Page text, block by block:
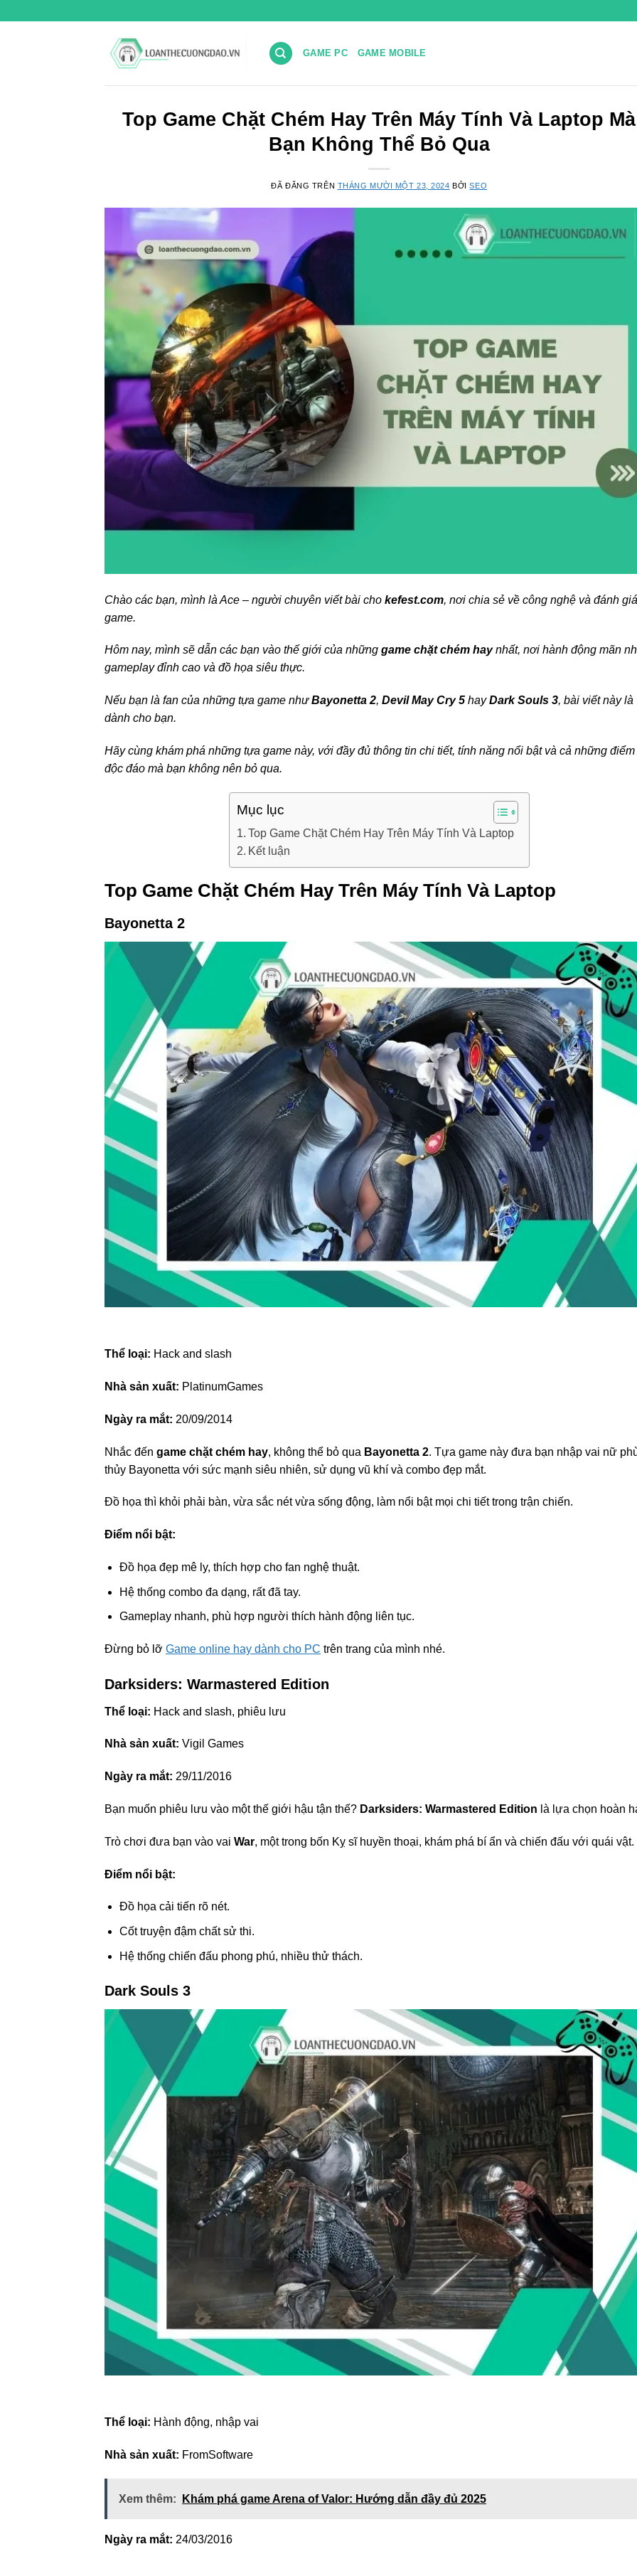
GAME PC GAME MOBILE
Top Game Chặt Chém Hay Trên Máy Tính Và Laptop Mà
Bạn Không Thể Bỏ Qua
ĐÃ ĐĂNG TRÊN THÁNG MƯỜI MỘT 23, 2024 BỞISEO
Chào các bạn, mình là Ace – người chuyên viết bài cho kefest.com, nơi chia sẻ về công nghệ và đánh giá
game.
Hôm nay, mình sẽ dẫn các bạn vào thế giới của những game chặt chém haynhất, nơi hành động mãn
gameplay đỉnh cao và đồ họa siêu thực.
Nếu bạn là fan của những tựa game nhưBayonetta 2, Devil May Cry 5 hayDark Souls 3, bài viết này là
dành cho bạn.
Hãy cùng khám phá những tựa game này, với đầy đủ thông tin chi tiết, tính năng nổi bật và cả những điểm
độc đáo mà bạn không nên bỏ qua.
Mục lục
Top Game Chặt Chém Hay Trên Máy Tính Và Laptop
Kết luận
Top Game Chặt Chém Hay Trên Máy Tính Và Laptop
Bayonetta 2
Thể loại: Hack and slash
Nhà sản xuất: PlatinumGames
Ngày ra mắt: 20/09/2014
Nhắc đến game chặt chém hay, không thể bỏ qua Bayonetta 2. Tựa game này đưa bạn nhập vai nữ
thủy Bayonetta với sức mạnh siêu nhiên, sử dụng vũ khí và combo đẹp mắt.
Đồ họa thì khỏi phải bàn, vừa sắc nét vừa sống động, làm nổi bật mọi chi tiết trong trận chiến.
Điểm nổi bật:
Đồ họa đẹp mê ly, thích hợp cho fan nghệ thuật.
Hệ thống combo đa dạng, rất đã tay.
Gameplay nhanh, phù hợp người thích hành động liên tục.
Đừng bỏ lỡ Game online hay dành cho PC trên trang của mình nhé.
Darksiders: Warmastered Edition
Thể loại: Hack and slash, phiêu lưu
Nhà sản xuất: Vigil Games
Ngày ra mắt: 29/11/2016
Bạn muốn phiêu lưu vào một thế giới hậu tận thế? Darksiders: Warmastered Edition là lựa chọn hoàn
Trò chơi đưa bạn vào vai War, một trong bốn Kỵ sĩ huyền thoại, khám phá bí ẩn và chiến đấu với quái vật.
Điểm nổi bật:
Đồ họa cải tiến rõ nét.
Cốt truyện đậm chất sử thi.
Hệ thống chiến đấu phong phú, nhiều thử thách.
Dark Souls 3
Thể loại: Hành động, nhập vai
Nhà sản xuất: FromSoftware
Xem thêm: Khám phá game Arena of Valor: Hướng dẫn đầy đủ 2025
Ngày ra mắt: 24/03/2016